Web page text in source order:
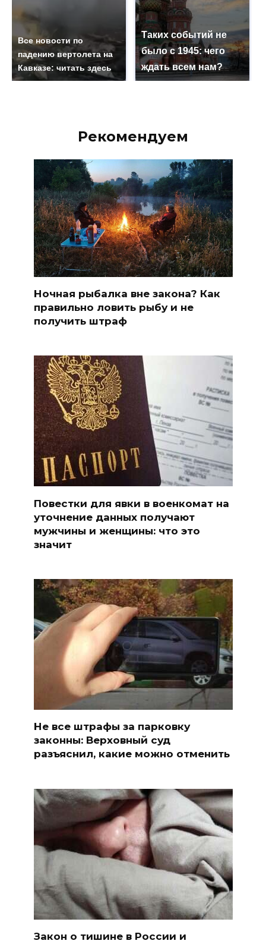
Все новости по
падению вертолета на
Кавказе: читать здесь
Таких событий не
было с 1945: чего
ждать всем нам?
Рекомендуем
Ночная рыбалка вне закона? Как
правильно ловить рыбу и не
получить штраф
Повестки для явки в военкомат на
уточнение данных получают
мужчины и женщины: что это
значит
Не все штрафы за парковку
законны: Верховный суд
разъяснил, какие можно отменить
Закон о тишине в России и